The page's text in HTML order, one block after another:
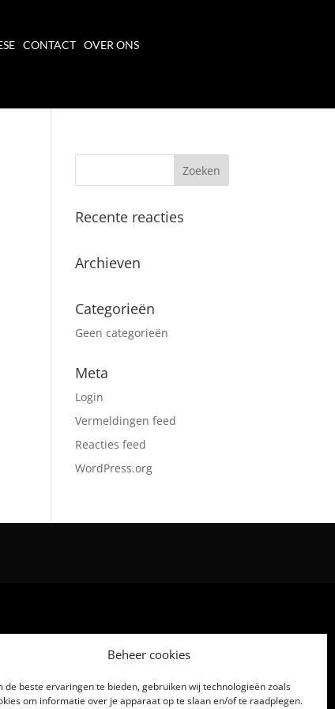
Beheer cookies
de beste ervaringen te bieden, gebruiken wij technologieën zoals
om informatie over je apparaat op te slaan en/of te raadplegen.
CONTACT OVER ONS
Recente reacties
Archieven
Categorieën
Geen categorieën
Meta
Login
Vermeldingen feed
Reacties feed
WordPress.org